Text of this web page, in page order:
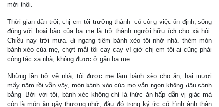
mới thôi.
Thời gian dần trôi, chị em tôi trưởng thành, có công việc ổn định, sống
đúng với hoài bão của ba mẹ là trở thành người hữu ích cho xã hội.
Chiều nay trời mưa, đi ngang tiệm bánh xèo tôi nhớ nhà, thèm món
bánh xèo của mẹ, chợt mắt tôi cay cay vì giờ chị em tôi ai cũng phải
công tác xa nhà, không được ở gần ba mẹ.
Những lần trở về nhà, tôi được mẹ làm bánh xèo cho ăn, hai mươi
mấy năm rồi vẫn vậy, món bánh xèo của mẹ vẫn ngon không đâu sánh
bằng. Bởi với tôi, bánh xèo không chỉ là thức ăn hấp dẫn vị giác mà
còn là món ăn gây thương nhớ, đâu đó trong ký ức có hình ảnh thân